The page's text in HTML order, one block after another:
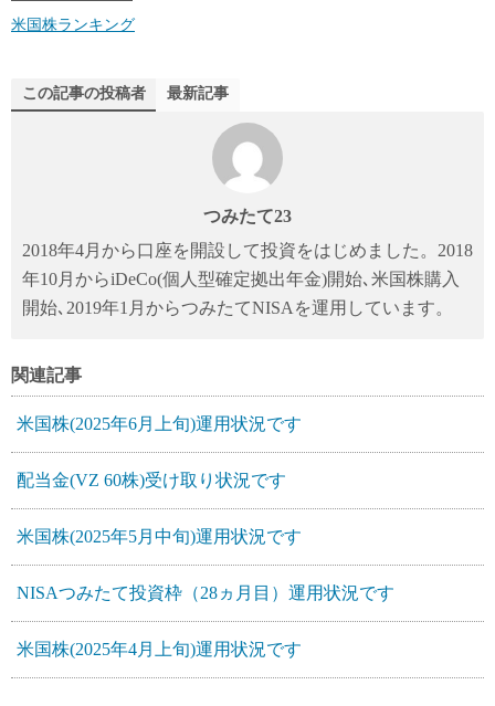
米国株ランキング
この記事の投稿者 最新記事
つみたて23
2018年4月から口座を開設して投資をはじめました。2018
年10月からiDeCo(個人型確定拠出年金)開始､米国株購入
開始､2019年1月からつみたてNISAを運用しています。
関連記事
米国株(2025年6月上旬)運用状況です
配当金(VZ 60株)受け取り状況です
米国株(2025年5月中旬)運用状況です
NISAつみたて投資枠（28ヵ月目）運用状況です
米国株(2025年4月上旬)運用状況です